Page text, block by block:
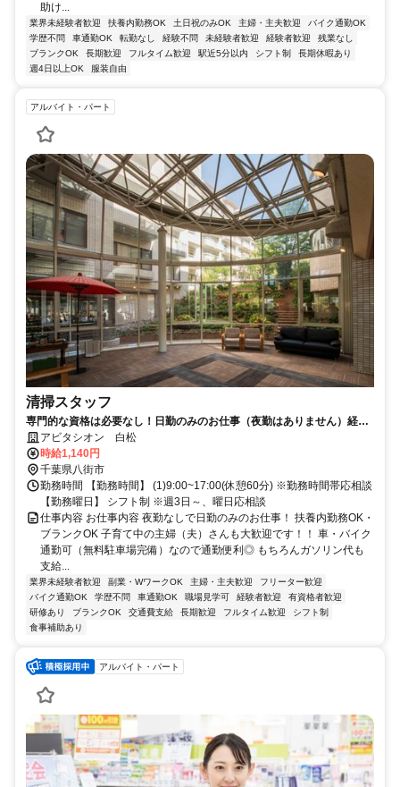
助け...
業界未経験者歓迎 扶養内勤務OK 土日祝のみOK 主婦・主夫歓迎
バイク通勤OK
学歴不問
車通勤OK 転勤なし 経験不問 未経験者歓迎 経験者歓迎
残業なし
ブランクOK
長期歓迎 フルタイム歓迎 駅近5分以内 シフト制
長期休暇あり
週4日以上OK
服装自由
アルバイト・パート
清掃スタッフ
専門的な資格は必要なし！日勤のみのお仕事（夜勤はありません）経験
が浅い方やブランクがある方も歓迎！
アビタシオン 白松
時給1,140円
千葉県八街市
勤務時間 【勤務時間】 (1)9:00~17:00(休憩60分) ※勤務時間帯応相談
【勤務曜日】 シフト制 ※週3日～、曜日応相談
仕事内容 お仕事内容 夜勤なしで日勤のみのお仕事！ 扶養内勤務OK・
ブランクOK 子育て中の主婦（夫）さんも大歓迎です！！ 車・バイク
通勤可（無料駐車場完備）なので通勤便利◎ もちろんガソリン代も
支給...
業界未経験者歓迎 副業・WワークOK 主婦・主夫歓迎
フリーター歓迎
バイク通勤OK
学歴不問 車通勤OK 職場見学可 経験者歓迎
有資格者歓迎
研修あり
ブランクOK 交通費支給 長期歓迎 フルタイム歓迎
シフト制
食事補助あり
アルバイト・パート